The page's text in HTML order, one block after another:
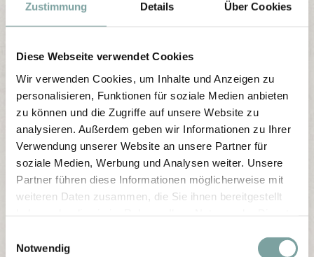
Zustimmung Details Über Cookies
Diese Webseite verwendet Cookies
Wir verwenden Cookies, um Inhalte und Anzeigen zu
personalisieren, Funktionen für soziale Medien anbieten
zu können und die Zugriffe auf unsere Website zu
analysieren. Außerdem geben wir Informationen zu Ihrer
Verwendung unserer Website an unsere Partner für
soziale Medien, Werbung und Analysen weiter. Unsere
Partner führen diese Informationen möglicherweise mit
weiteren Daten zusammen, die Sie ihnen bereitgestellt
Notwendig